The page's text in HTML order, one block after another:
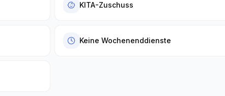
KITA-Zuschuss
Keine Wochenenddienste